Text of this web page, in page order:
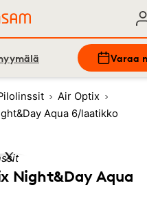
Varaa
Air Optix
Aqua 6/laatikko
Night&Day Aqua